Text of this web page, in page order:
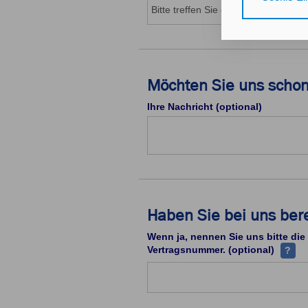
Gerät bzw.
25 Abs. 1
nicht
Zusätzlich
Möchten Sie uns
Ihre Nachricht (optional)
Haben Sie bei uns
Wenn ja, nennen Sie uns bitte die
Vertragsnummer. (optional)
Ihre
?